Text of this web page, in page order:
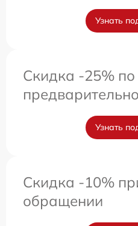
Узнать
Скидка -25% по
Узнать
Скидка -10%
обращении